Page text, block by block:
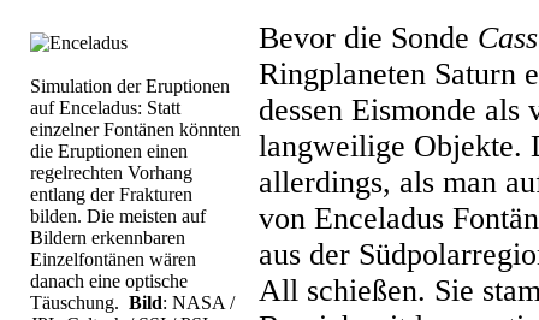
Simulation der Eruptionen
auf Enceladus: Statt
einzelner Fontänen könnten
die Eruptionen einen
regelrechten Vorhang
entlang der Frakturen
bilden. Die meisten auf
Bildern erkennbaren
Einzelfontänen wären
danach eine optische
Täuschung. Bild: NASA /
Bevor die Sonde
Ringplaneten Saturn
dessen Eismonde als
langweilige Objekte.
allerdings, als man
von Enceladus
aus der
All schießen. Sie